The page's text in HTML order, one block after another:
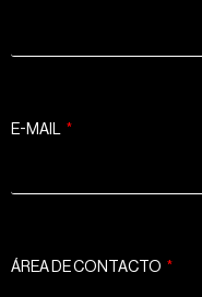
E-MAIL
ÁREA DE CONTACTO